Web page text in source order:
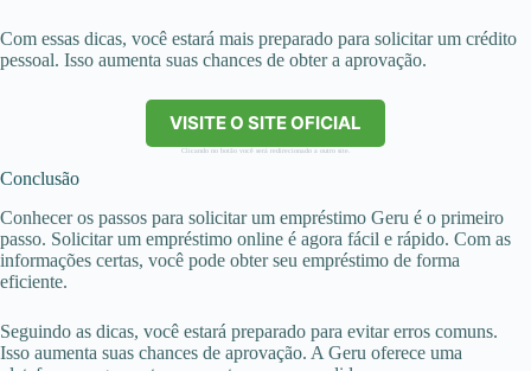
Com essas dicas, você estará mais preparado para solicitar um crédito
pessoal. Isso aumenta suas chances de obter a aprovação.
VISITE O SITE OFICIAL
Clicando no botão você será redirecionado a outro site.
Conclusão
Conhecer os passos para solicitar um empréstimo Geru é o primeiro
passo. Solicitar um empréstimo online é agora fácil e rápido. Com as
informações certas, você pode obter seu empréstimo de forma
eficiente.
Seguindo as dicas, você estará preparado para evitar erros comuns.
Isso aumenta suas chances de aprovação. A Geru oferece uma